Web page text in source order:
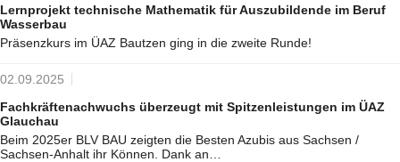
Lernprojekt technische Mathematik für Auszubildende im Beruf
Wasserbau
Präsenzkurs im ÜAZ Bautzen ging in die zweite Runde!
02.09.2025
Fachkräftenachwuchs überzeugt mit Spitzenleistungen im ÜAZ
Glauchau
Beim 2025er BLV BAU zeigten die Besten Azubis aus Sachsen /
Sachsen-Anhalt ihr Können. Dank an…